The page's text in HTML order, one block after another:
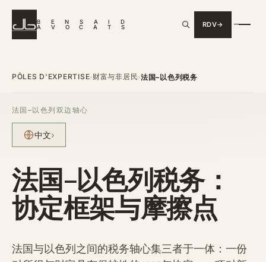
B E N S A I
D
A
V O C A T S RDV
PÔLES D'EXPERTISE›财富与非居民›法国–以色列税务
法国–以色列双边轴心
中文›
法国–以色列税务：
协定框架与摩擦点
法国与以色列之间的税务轴心集三者于一体：一份